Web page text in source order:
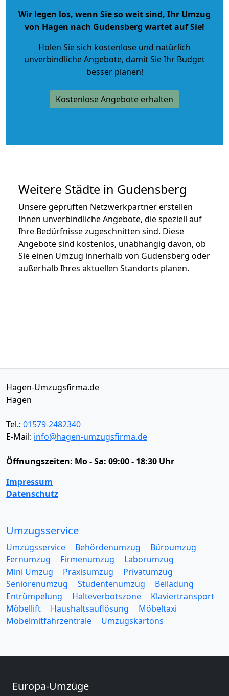
Wir legen los, wenn Sie so weit sind, Ihr Umzug
von Hagen nach Gudensberg wartet auf Sie!
Holen Sie sich kostenlose und natürlich
unverbindliche Angebote, damit Sie Ihr Budget
besser planen!
Kostenlose Angebote erhalten
Weitere Städte in Gudensberg
Unsere geprüften Netzwerkpartner erstellen
Ihnen unverbindliche Angebote, die speziell auf
Ihre Bedürfnisse zugeschnitten sind. Diese
Angebote sind kostenlos, unabhängig davon, ob
Sie einen Umzug innerhalb von Gudensberg oder
außerhalb Ihres aktuellen Standorts planen.
Hagen-Umzugsfirma.de
Hagen
Tel.: 01579-2482340
E-Mail: info@hagen-umzugsfirma.de
Öffnungszeiten: Mo - Sa: 09:00 - 18:30 Uhr
Impressum
Datenschutz
Umzugsservice
Umzugsservice Behördenumzug
Büroumzug
Fernumzug
Firmenumzug
Laborumzug
Mini Umzug
Praxisumzug
Privatumzug
Seniorenumzug
Studentenumzug
Beiladung
Entrümpelung
Halteverbotszone
Klaviertransport
Möbellift
Haushaltsauflösung
Möbeltaxi
Möbelmitfahrzentrale
Umzugskartons
Europa-Umzüge